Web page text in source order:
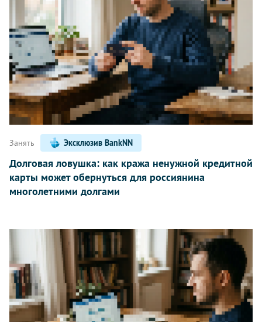
Занять Эксклюзив BankNN
Долговая ловушка: как кража ненужной кредитной
карты может обернуться для россиянина
многолетними долгами